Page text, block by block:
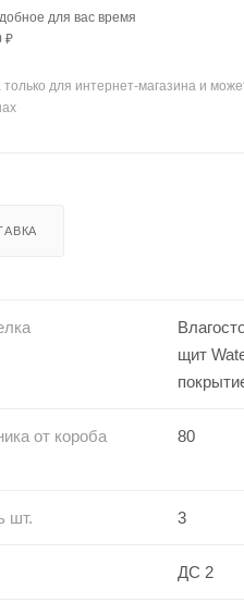
для вас время
₽
для интернет-магазина и
щит
от короба 80
шт. 3
ДС 2